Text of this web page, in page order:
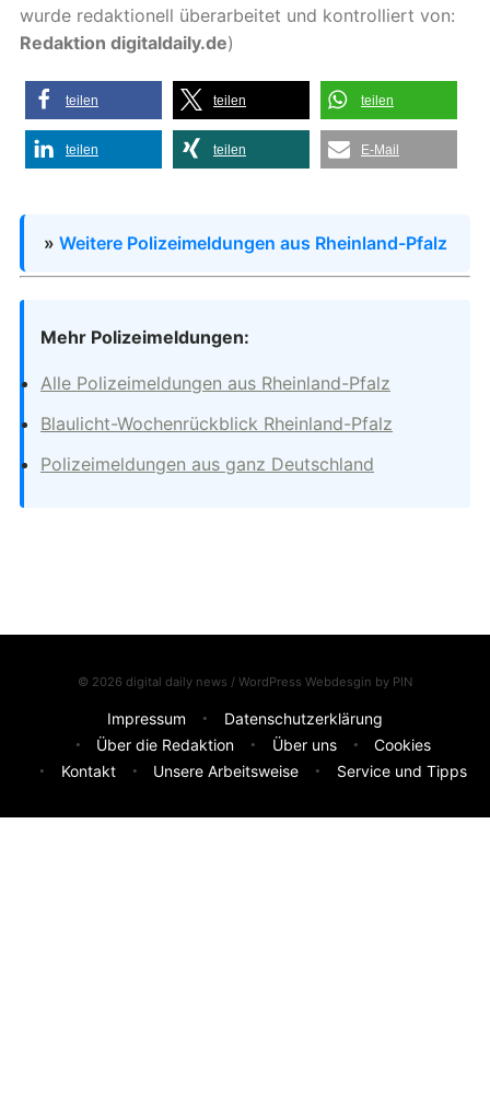
wurde redaktionell überarbeitet und kontrolliert von:
Redaktion digitaldaily.de)
teilen teilen teilen
teilen teilen E-Mail
» Weitere Polizeimeldungen aus Rheinland-Pfalz
Mehr Polizeimeldungen:
Alle Polizeimeldungen aus Rheinland-Pfalz
Blaulicht-Wochenrückblick Rheinland-Pfalz
Polizeimeldungen aus ganz Deutschland
© 2026 digital daily news / WordPress Webdesgin by PIN
Impressum
Datenschutzerklärung
Über die Redaktion
Über uns
Cookies
Kontakt
Unsere Arbeitsweise Service und Tipps